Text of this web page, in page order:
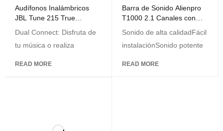
Audífonos Inalámbricos
JBL Tune 215 True
Dual Connect: Disfruta de
tu música o realiza
READ MORE
Barra de Sonido Alienpro
T1000 2.1 Canales con
Sonido de alta calidadFácil
instalaciónSonido potente
READ MORE